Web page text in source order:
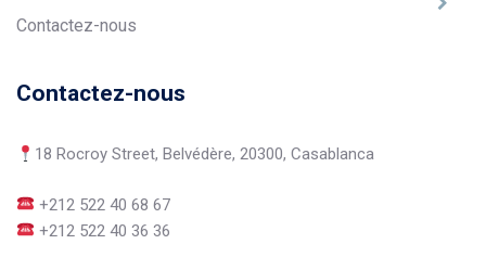
Contactez-nous
Contactez-nous
18 Rocroy Street, Belvédère, 20300, Casablanca
+212 522 40 68 67
+212 522 40 36 36